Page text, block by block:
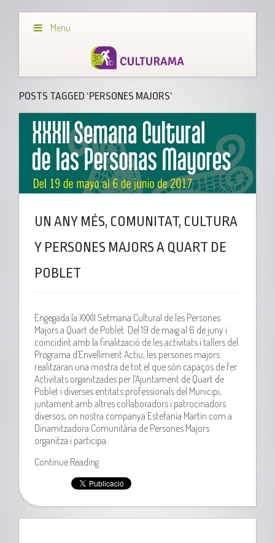
Menu
POSTS TAGGED ‘PERSONES MAJORS’
UN ANY MÉS, COMUNITAT, CULTURA
Y PERSONES MAJORS A QUART DE
POBLET
Engegada la XXXII Setmana Cultural de les Persones
Majors a Quart de Poblet. Del 19 de maig al 6 de juny i
coincidint amb la finalització de les activitats i tallers del
Programa d’Envelliment Actiu, les persones majors
realitzaran una mostra de tot el que són capaços de fer.
Activitats organitzades per l’Ajuntament de Quart de
Poblet i diverses entitats professionals del Municipi,
juntament amb altres col·laboradors i patrocinadors
diversos, on nostra companya Estefanía Martín com a
Dinamitzadora Comunitària de Persones Majors
organitza i participa.
Continue Reading